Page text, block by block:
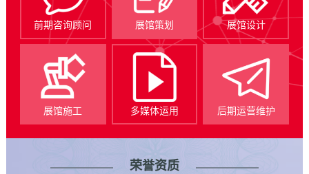
前期咨询顾问 展馆策划 展馆设计
展馆施工 多媒体运用 后期运营维护
荣誉资质